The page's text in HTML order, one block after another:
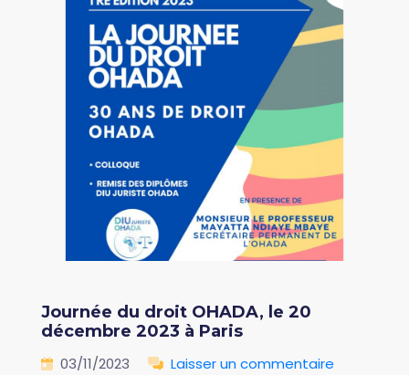
Journée du droit OHADA, le 20
décembre 2023 à Paris
03/11/2023
Laisser un commentaire